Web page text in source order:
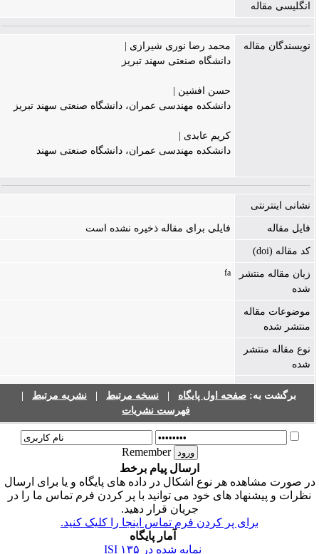
انگلیسی مقاله
نویسندگان مقاله
محمد رضا نوری شیرازی |
دانشگاه صنعتی سهند تبریز
حسن افشین |
دانشکده مهندسی عمران، دانشگاه صنعتی سهند تبریز
کریم عابدی |
دانشکده مهندسی عمران، دانشگاه صنعتی سهند
نشانی اینترنتی
فایل مقاله فایلی برای مقاله ذخیره نشده است
کد مقاله (doi)
زبان مقاله منتشر
شده
موضوعات مقاله
منتشر شده
نوع مقاله منتشر
شده
برگشت به:صفحه اول پایگاه| نسخه مرتبط| نشریه مرتبط|
فهرست نشریات
Remember
ارسال پیام برخط
صورت مشاهده هر نوع اشکال در داده های پایگاه و یا برای ارسال
نظرات و پیشنهاد های خود می توانید با پر کردن فرم تماس ما را در
جریان قرار دهید.
برای پر کردن فرم تماس اینجا را کلیک کنید.
آمار پایگاه
نمایه شده در ISI۱۳۵